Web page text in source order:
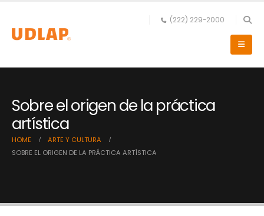
(222) 229-2000
Sobre el origen de la práctica
artística
HOME
ARTE Y CULTURA
SOBRE EL ORIGEN DE LA PRÁCTICA ARTÍSTICA